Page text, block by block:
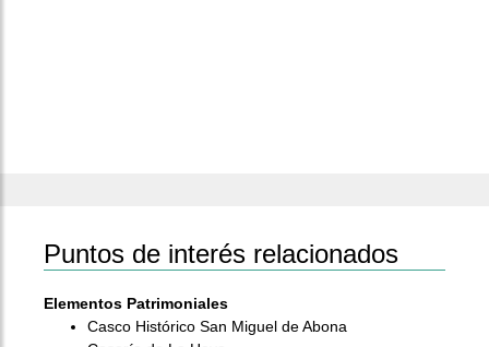
Puntos de interés relacionados
Elementos Patrimoniales
Casco Histórico San Miguel de Abona